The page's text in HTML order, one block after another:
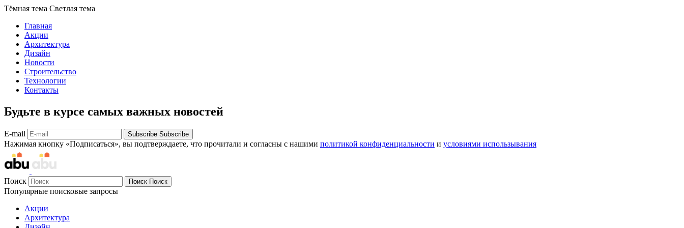
Тёмная тема Светлая тема
Главная
Акции
Архитектура
Дизайн
Новости
Строительство
Технологии
Контакты
Будьте в курсе самых важных новостей
E-mail Subscribe Subscribe
Нажимая кнопку «Подписаться», вы подтверждаете, что прочитали и согласны с нашими политикой конфиденциальности и условиями использывания
Поиск Поиск Поиск
Популярные поисковые запросы
Акции
Архитектура